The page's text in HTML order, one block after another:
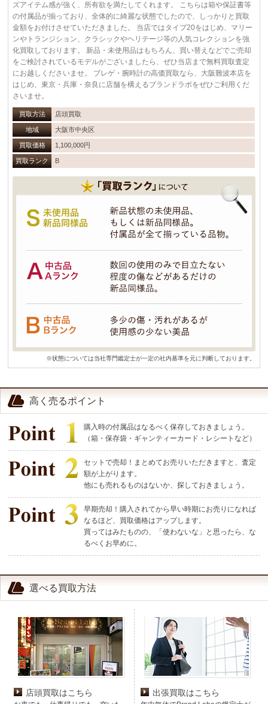
ズアイテム感が強く、所有欲を満たしてくれます。 こちらは箱や保証書等
の付属品が揃っており、全体的に綺麗な状態でしたので、しっかりと買取
金額をお付けさせていただきました。 当店ではタイプ20をはじめ、マリー
ンやトランジション、クラシックやヘリテージ等の人気コレクションを強
化買取しております。 新品・未使用品はもちろん、買い替えなどでご売却
をご検討されているモデルがございましたら、ぜひ当店まで無料買取査定
にお越しくださいませ。 ブレゲ・腕時計の高価買取なら、大阪難波本店を
はじめ、東京・兵庫・奈良に店舗を構えるブランドラボをぜひご利用くだ
さいませ。
買取方法 店頭買取
地域 大阪市中央区
買取価格 1,100,000円
買取ランク B
※状態については当社専門鑑定士が一定の社内基準を元に判断しております。
高く売るポイント
購入時の付属品はなるべく保存しておきましょう。
（箱・保存袋・ギャンティーカード・レシートなど）
セットで売却！まとめてお売りいただきますと、査定
額が上がります。
他にも売れるものはないか、探しておきましょう。
早期売却！購入されてから早い時期にお売りになれば
なるほど、買取価格はアップします。
買ってはみたものの、「使わないな」と思ったら、な
るべくお早めに。
選べる買取方法
店頭買取はこちら 出張買取はこちら